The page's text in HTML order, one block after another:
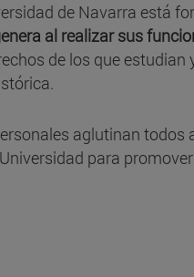
de Navarra está
al realizar sus
de los que
aglutinan
para